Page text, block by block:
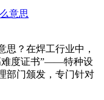
思？在焊工行业中，
难度证书”——特种设
部门颁发，专门针对